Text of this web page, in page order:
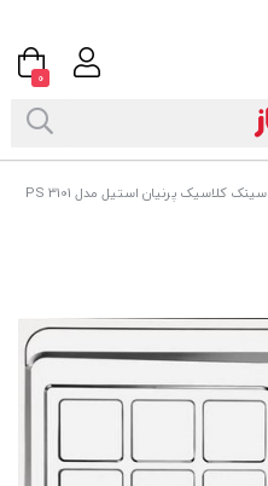
سینک کلاسیک پرنیان استیل مدل PS 3101
0